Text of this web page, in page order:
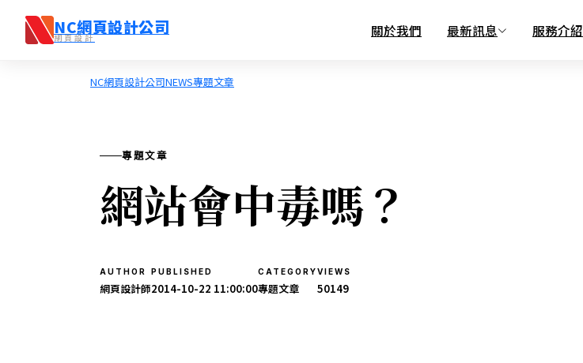
NC網頁設計公司
網頁設計 關於我們 最新訊息 服務介紹
NC網頁設計公司NEWS專題文章
專題文章
網站會中毒嗎？
AUTHOR
網頁設計師
PUBLISHED
2014-10-22 11:00:00
CATEGORY
專題文章
VIEWS
50149